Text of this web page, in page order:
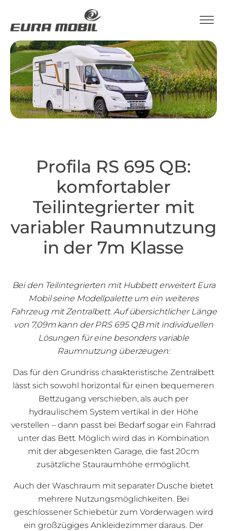
Profila RS 695 QB:
komfortabler
Teilintegrierter mit
variabler Raumnutzung
in der 7m Klasse
Bei den Teilintegrierten mit Hubbett erweitert Eura
Mobil seine Modellpalette um ein weiteres
Fahrzeug mit Zentralbett. Auf übersichtlicher Länge
von 7,09m kann der PRS 695 QB mit individuellen
Lösungen für eine besonders variable
Raumnutzung überzeugen:
Das für den Grundriss charakteristische Zentralbett
lässt sich sowohl horizontal für einen bequemeren
Bettzugang verschieben, als auch per
hydraulischem System vertikal in der Höhe
verstellen – dann passt bei Bedarf sogar ein Fahrrad
unter das Bett. Möglich wird das in Kombination
mit der abgesenkten Garage, die fast 20cm
zusätzliche Stauraumhöhe ermöglicht.
Auch der Waschraum mit separater Dusche bietet
mehrere Nutzungsmöglichkeiten. Bei
geschlossener Schiebetür zum Vorderwagen wird
ein großzügiges Ankleidezimmer daraus. Der